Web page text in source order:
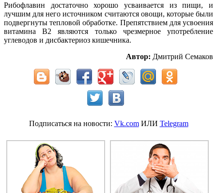
Рибофлавин достаточно хорошо усваивается из пищи, и
лучшим для него источником считаются овощи, которые были
подвергнуты тепловой обработке. Препятствием для усвоения
витамина В2 являются только чрезмерное употребление
углеводов и дисбактериоз кишечника.
Автор: Дмитрий Семаков
Подписаться на новости: Vk.comИЛИ Telegram